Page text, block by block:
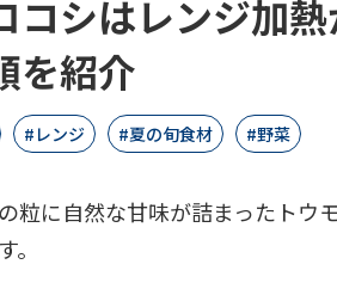
コシはレンジ加
を紹介
レンジ 夏の旬食材 野菜
粒に自然な甘味が詰まったトウ
。